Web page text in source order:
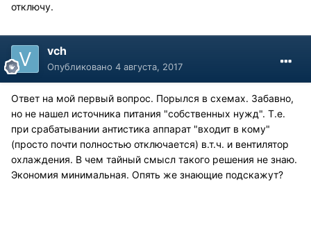
отключу.
vch
Опубликовано 4 августа, 2017
Ответ на мой первый вопрос. Порылся в схемах. Забавно,
но не нашел источника питания "собственных нужд". Т.е.
при срабатывании антистика аппарат "входит в кому"
(просто почти полностью отключается) в.т.ч. и вентилятор
охлаждения. В чем тайный смысл такого решения не знаю.
Экономия минимальная. Опять же знающие подскажут?